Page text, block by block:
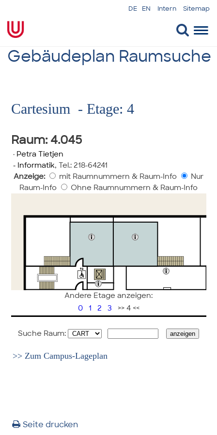
DE EN Intern Sitemap
Gebäudeplan Raumsuche
Cartesium - Etage: 4
Raum: 4.045
· Petra Tietjen
- Informatik, Tel.: 218-64241
Anzeige:
mit Raumnummern & Raum-Info
Nur
Raum-Info
Ohne Raumnummern & Raum-Info
Andere Etage anzeigen:
0
1 2 3 >> 4 <<
Suche Raum:
>> Zum Campus-Lageplan
Seite drucken